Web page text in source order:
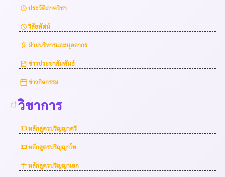
ประวัติภาควิชา
วิสัยทัศน์
ฝ่ายบริหารและบุคลากร
ข่าวประชาสัมพันธ์
ข่าวกิจกรรม
วิชาการ
หลักสูตรปริญญาตรี
หลักสูตรปริญญาโท
หลักสูตรปริญญาเอก